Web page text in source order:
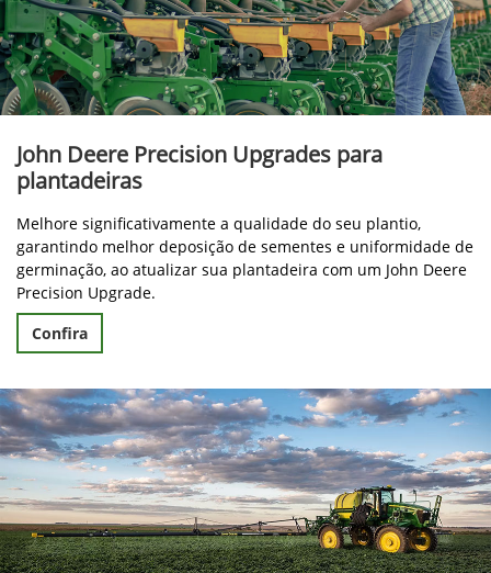
John Deere Precision Upgrades para
plantadeiras
Melhore significativamente a qualidade do seu plantio,
garantindo melhor deposição de sementes e uniformidade de
germinação, ao atualizar sua plantadeira com um John Deere
Precision Upgrade.
Confira